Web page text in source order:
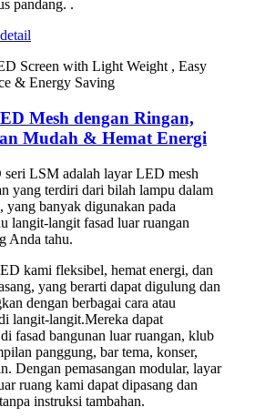
pandang. .
detail
Mesh dengan Ringan,
Mudah & Hemat Energi
seri LSM adalah layar LED mesh
yang terdiri dari bilah lampu dalam
yang banyak digunakan pada
langit-langit fasad luar ruangan
Anda tahu.
kami fleksibel, hemat energi, dan
yang berarti dapat digulung dan
dengan berbagai cara atau
langit-langit.Mereka dapat
fasad bangunan luar ruangan, klub
panggung, bar tema, konser,
Dengan pemasangan modular, layar
ruang kami dapat dipasang dan
instruksi tambahan.